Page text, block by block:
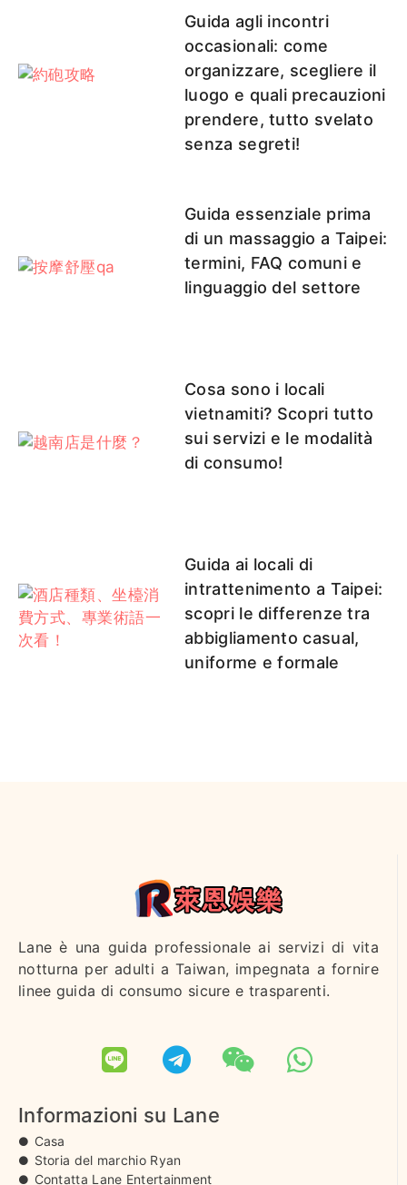
Guida agli incontri
occasionali: come
organizzare, scegliere il
luogo e quali precauzioni
prendere, tutto svelato
senza segreti!
Guida essenziale prima
di un massaggio a Taipei:
termini, FAQ comuni e
linguaggio del settore
Cosa sono i locali
vietnamiti? Scopri tutto
sui servizi e le modalità
di consumo!
Guida ai locali di
intrattenimento a Taipei:
scopri le differenze tra
abbigliamento casual,
uniforme e formale
Lane è una guida professionale ai servizi di vita
notturna per adulti a Taiwan, impegnata a fornire
linee guida di consumo sicure e trasparenti.
Informazioni su Lane
Casa
Storia del marchio Ryan
Contatta Lane Entertainment